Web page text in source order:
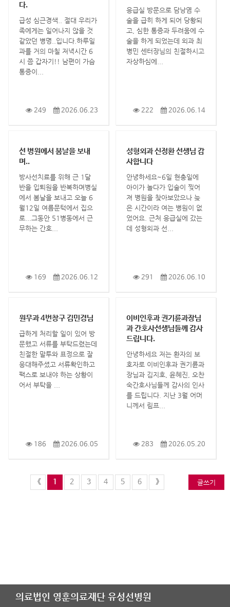
다.
급성 심근경색.. 절대 우리가
족에게는 일어나지 않을 것
같았던 병명..입니다.하루일
과를 거의 마칠 저녁시간 6
시 쯤 갑자기!! 남편이 가슴
통증이...
249 2026.06.23
응급실 방문으로 담낭염 수
술을 급히 하게 되어 당황되
고, 심한 통증과 두려움에 수
술을 하게 되었는데 외과 최
병민 센터장님의 친절하시고
자상하심에...
222 2026.06.14
선 병원에서 봄날을 보내
며..
방사선치료를 위해 근 1달
반을 입퇴원을 반복하며병실
에서 봄날을 보내고 오늘 6
월12일 여름문턱에서 집으
로...그동안 51병동에서 근
무하는 간호...
169 2026.06.12
성형외과 신정환 선생님 감
사합니다
안녕하세요~6일 현충일에
아이가 놀다가 입술이 찢어
져 병원을 찾아보았으나 늦
은 시간이라 여는 병원이 없
었어요. 근처 응급실에 갔는
데 성형외과 선...
291 2026.06.10
원무과 4번창구 김민경님
급하게 처리할 일이 있어 방
문했고 서류를 부탁드렸는데
친절한 말투와 표정으로 잘
응대해주셨고 서류확인하고
팩스로 보내야 하는 상황이
어서 부탁을 ...
186 2026.06.05
이비인후과 권기륜과장님
과 간호사선생님들께 감사
드립니다.
안녕하세요 저는 환자의 보
호자로 이비인후과 권기륜과
장님과 김지호, 윤혜진, 오찬
숙간호사님들께 감사의 인사
를 드립니다. 지난 3월 어머
니께서 림프...
283 2026.05.20
<< 1 2 3 4 5 6 >>
의료법인 영훈의료재단 유성선병원